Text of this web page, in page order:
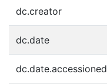
dc.creator
dc.date
dc.date.accessioned